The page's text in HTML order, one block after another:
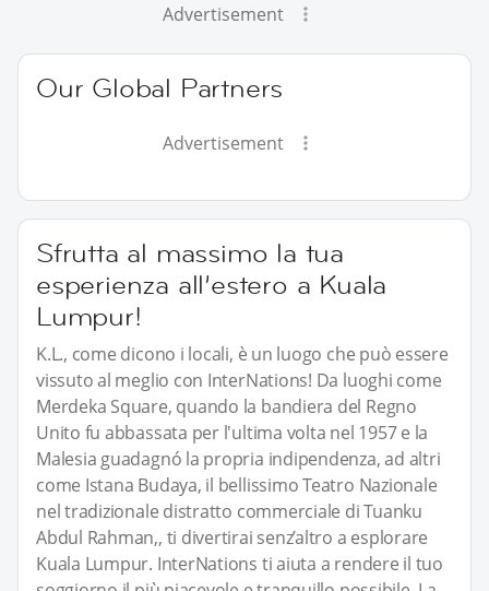
Advertisement
Our Global Partners
Advertisement
Sfrutta al massimo la tua
esperienza all’estero a Kuala
Lumpur!
K.L., come dicono i locali, è un luogo che può essere
vissuto al meglio con InterNations! Da luoghi come
Merdeka Square, quando la bandiera del Regno
Unito fu abbassata per l'ultima volta nel 1957 e la
Malesia guadagnó la propria indipendenza, ad altri
come Istana Budaya, il bellissimo Teatro Nazionale
nel tradizionale distratto commerciale di Tuanku
Abdul Rahman,, ti divertirai senz’altro a esplorare
Kuala Lumpur. InterNations ti aiuta a rendere il tuo